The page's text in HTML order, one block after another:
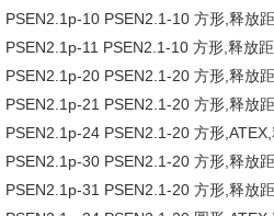
PSEN2.1p-10 PSEN2.1-10 方形,释放
PSEN2.1p-11 PSEN2.1-10 方形,释放
PSEN2.1p-20 PSEN2.1-20 方形,释放
PSEN2.1p-21 PSEN2.1-20 方形,释放
PSEN2.1p-24 PSEN2.1-20 方形
PSEN2.1p-30 PSEN2.1-20 方形,释放
PSEN2.1p-31 PSEN2.1-20 方形,释放